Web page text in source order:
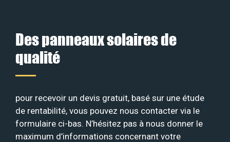
Des panneaux solaires de
qualité
pour recevoir un devis gratuit, basé sur une étude
de rentabilité, vous pouvez nous contacter via le
formulaire ci-bas. N’hésitez pas à nous donner le
maximum d’informations concernant votre